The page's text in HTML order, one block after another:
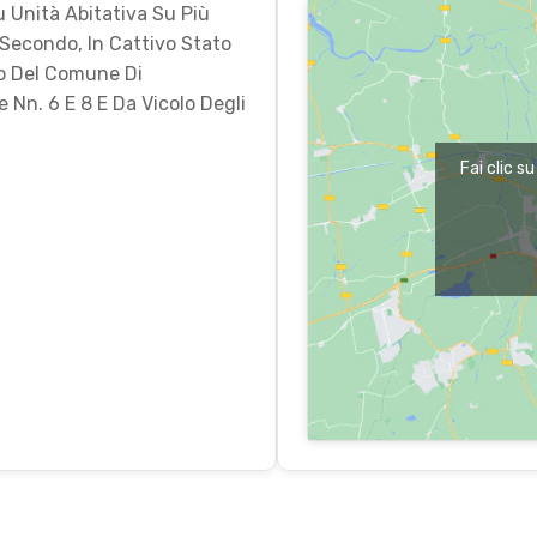
Unità Abitativa Su Più
In Cattivo Stato
Del Comune Di
6 E 8 E Da Vicolo Degli
Fai clic